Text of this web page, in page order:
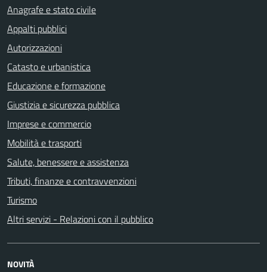
Anagrafe e stato civile
Appalti pubblici
Autorizzazioni
Catasto e urbanistica
Educazione e formazione
Giustizia e sicurezza pubblica
Imprese e commercio
Mobilità e trasporti
Salute, benessere e assistenza
Tributi, finanze e contravvenzioni
Turismo
Altri servizi - Relazioni con il pubblico
NOVITÀ